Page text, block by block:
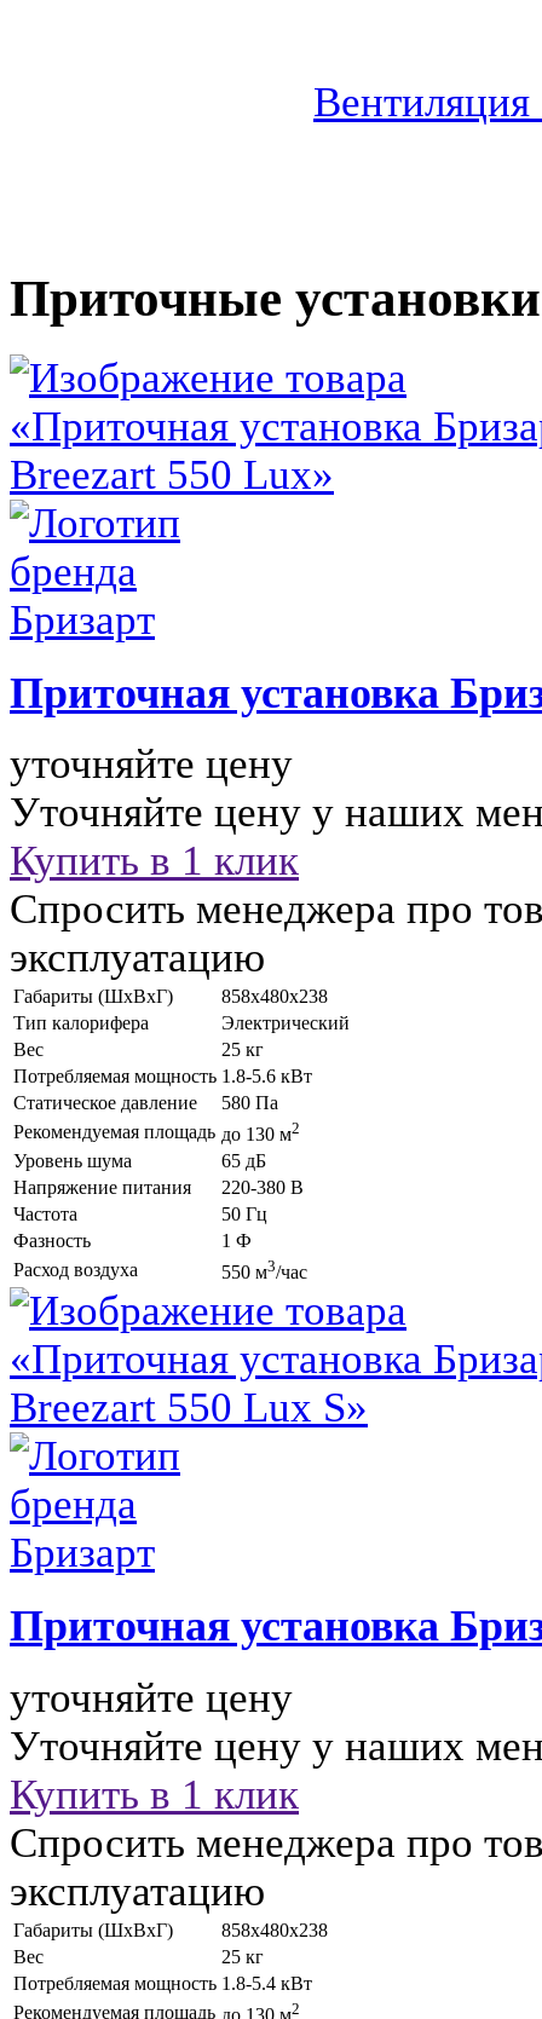
Приточные
Приточная установка
уточняйте цену
Уточняйте цену у наших
Купить в 1 клик
Спросить менеджера про
эксплуатацию
Габариты (ШхВхГ)
858x480x238
Тип калорифера
Электрический
Вес
25 кг
Потребляемая мощность 1.8-5.6 кВт
Статическое давление
580 Па
Рекомендуемая площадь до 130 м2
Уровень шума
65 дБ
Напряжение питания
220-380 В
Частота
50 Гц
Фазность
1 Ф
Расход воздуха
550 м3/час
Приточная установка
уточняйте цену
Уточняйте цену у наших
Купить в 1 клик
Спросить менеджера про
эксплуатацию
Габариты (ШхВхГ)
858x480x238
Вес
25 кг
Потребляемая мощность 1.8-5.4 кВт
Рекомендуемая площадь до 130 м2